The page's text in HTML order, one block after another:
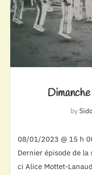
by
08/01/2023 @ 15 h
Dernier épisode de la
ci Alice Mottet-